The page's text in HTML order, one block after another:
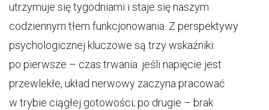
utrzymuje się tygodniami i staje się naszym
codziennym tłem funkcjonowania. Z perspektywy
psychologicznej kluczowe są trzy wskaźniki:
po pierwsze – czas trwania: jeśli napięcie jest
przewlekłe, układ nerwowy zaczyna pracować
w trybie ciągłej gotowości; po drugie – brak